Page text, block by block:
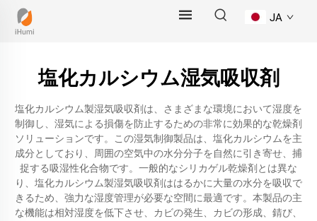
JA
塩化カルシウム湿気吸収剤
塩化カルシウム製湿気吸収剤は、さまざまな環境において湿度を
制御し、湿気による損傷を防止するための非常に効果的な乾燥剤
ソリューションです。この湿気制御製品は、塩化カルシウムを主
成分としており、周囲の空気中の水分分子を自然に引き寄せ、捕
捉する吸湿性化合物です。一般的なシリカゲル乾燥剤とは異な
り、塩化カルシウム製湿気吸収剤ははるかに大量の水分を吸収で
きるため、強力な湿度管理が必要な空間に最適です。本製品の主
な機能は相対湿度を低下させ、カビの発生、カビの形成、錆び、